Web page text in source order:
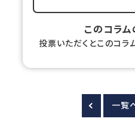
このコラ
投票いただくとこのコラ
一覧